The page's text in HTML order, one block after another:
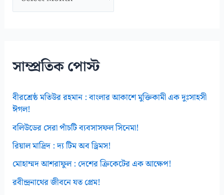
র্কা
সাম্প্রতিক পোস্ট
বীরশ্রেষ্ঠ মতিউর রহমান : বাংলার আকাশে মুক্তিকামী এক দুঃসাহসী
ঈগল!
বলিউডের সেরা পাঁচটি ব্যবসাসফল সিনেমা!
রিয়াল মাদ্রিদ : দ্য টিম অব ড্রিমস!
মোহাম্মদ আশরাফুল : দেশের ক্রিকেটের এক আক্ষেপ!
রবীন্দ্রনাথের জীবনে যত প্রেম!